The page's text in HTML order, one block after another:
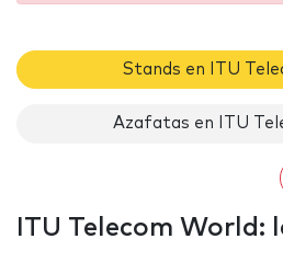
Stands en ITU
Azafatas en ITU
ITU Telecom World: